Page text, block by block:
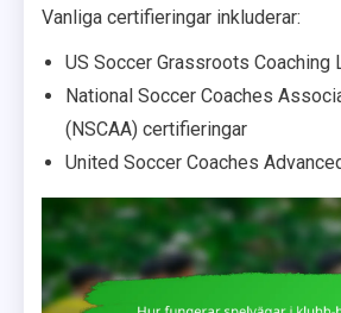
Vanliga certifieringar inkluderar:
US Soccer Grassroots Coaching
National Soccer Coaches
(NSCAA) certifieringar
United Soccer Coaches